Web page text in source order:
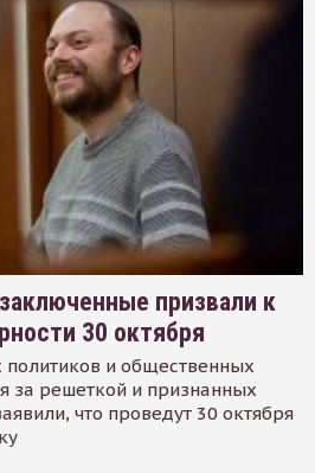
призвали к
30 октября
политиков и общественных
за решеткой и признанных
что проведут 30 октября